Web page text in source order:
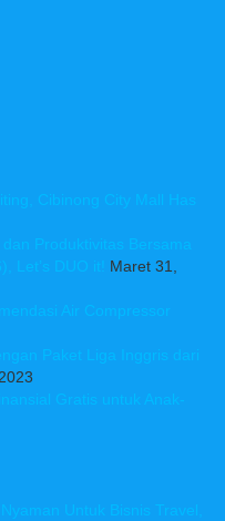
Cibinong City Mall Has
Produktivitas Bersama
Let’s DUO it!
Maret 31,
Air Compressor
Paket Liga Inggris dari
Gratis untuk Anak-
Untuk Bisnis Travel,